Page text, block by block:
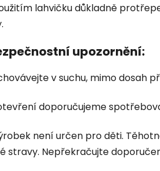
lahvičku důkladně
upozornění:
v suchu, mimo dosah
doporučujeme
není určen pro děti.
stravy. Nepřekračujte